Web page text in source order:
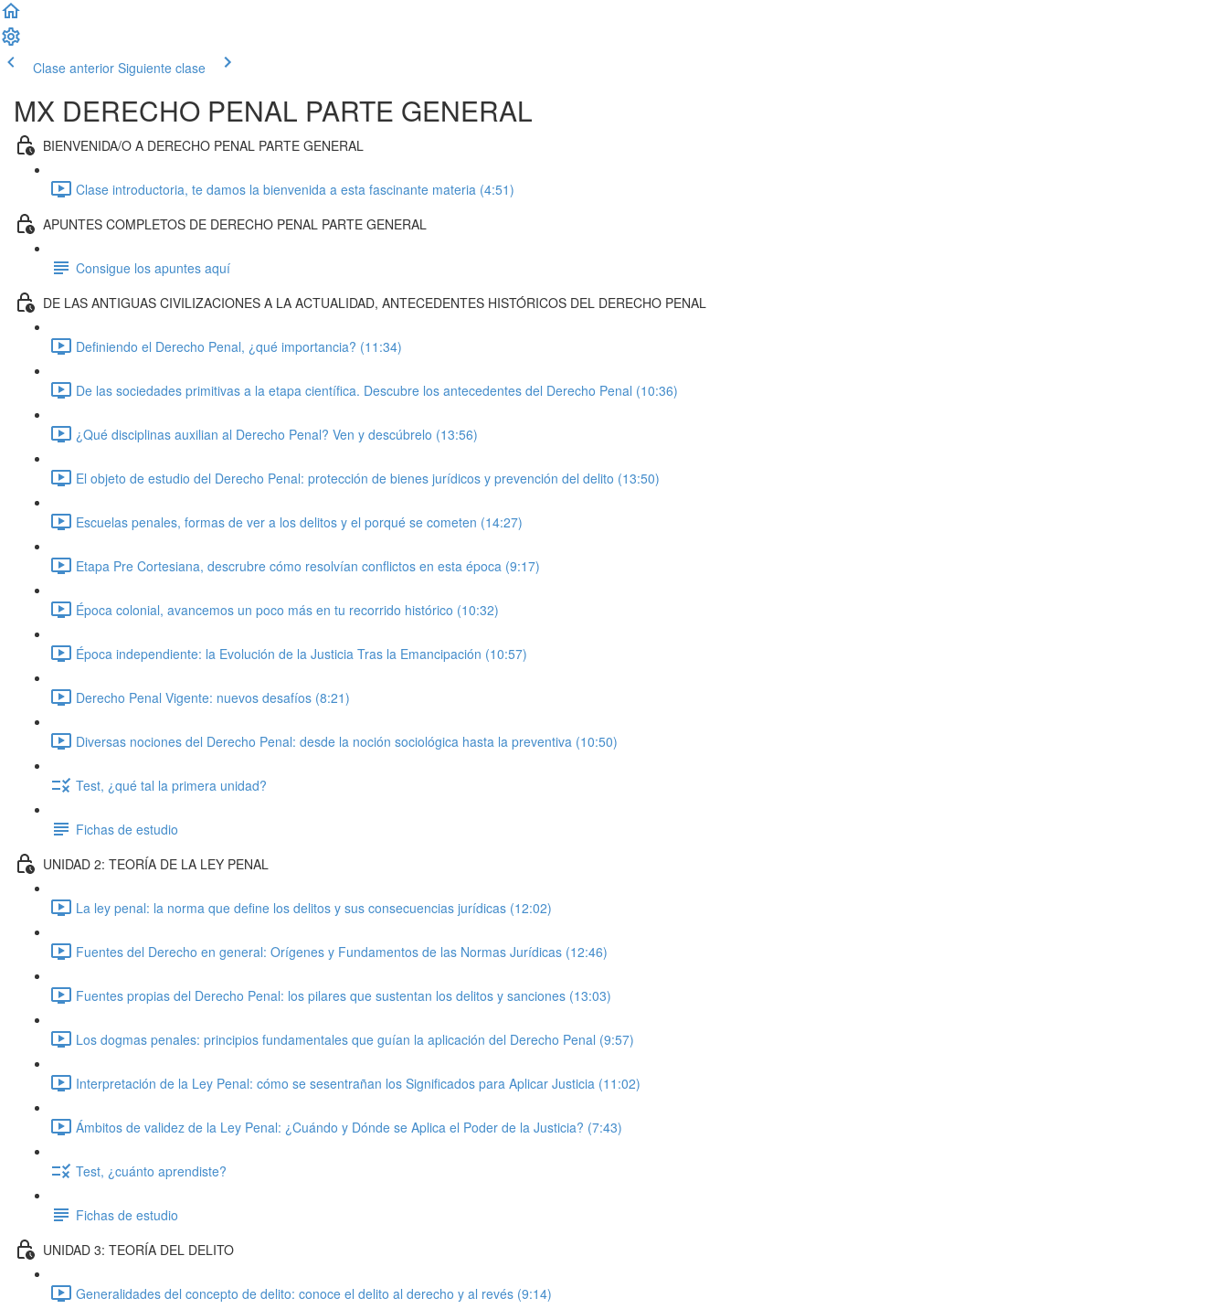
Clase anterior Siguiente clase
MX DERECHO PENAL PARTE GENERAL
BIENVENIDA/O A DERECHO PENAL PARTE GENERAL
Clase introductoria, te damos la bienvenida a esta fascinante materia (4:51)
APUNTES COMPLETOS DE DERECHO PENAL PARTE GENERAL
Consigue los apuntes aquí
DE LAS ANTIGUAS CIVILIZACIONES A LA ACTUALIDAD, ANTECEDENTES HISTÓRICOS DEL DERECHO PENAL
Definiendo el Derecho Penal, ¿qué importancia? (11:34)
De las sociedades primitivas a la etapa científica. Descubre los antecedentes del Derecho Penal (10:36)
¿Qué disciplinas auxilian al Derecho Penal? Ven y descúbrelo (13:56)
El objeto de estudio del Derecho Penal: protección de bienes jurídicos y prevención del delito (13:50)
Escuelas penales, formas de ver a los delitos y el porqué se cometen (14:27)
Etapa Pre Cortesiana, descrubre cómo resolvían conflictos en esta época (9:17)
Época colonial, avancemos un poco más en tu recorrido histórico (10:32)
Época independiente: la Evolución de la Justicia Tras la Emancipación (10:57)
Derecho Penal Vigente: nuevos desafíos (8:21)
Diversas nociones del Derecho Penal: desde la noción sociológica hasta la preventiva (10:50)
Test, ¿qué tal la primera unidad?
Fichas de estudio
UNIDAD 2: TEORÍA DE LA LEY PENAL
La ley penal: la norma que define los delitos y sus consecuencias jurídicas (12:02)
Fuentes del Derecho en general: Orígenes y Fundamentos de las Normas Jurídicas (12:46)
Fuentes propias del Derecho Penal: los pilares que sustentan los delitos y sanciones (13:03)
Los dogmas penales: principios fundamentales que guían la aplicación del Derecho Penal (9:57)
Interpretación de la Ley Penal: cómo se sesentrañan los Significados para Aplicar Justicia (11:02)
Ámbitos de validez de la Ley Penal: ¿Cuándo y Dónde se Aplica el Poder de la Justicia? (7:43)
Test, ¿cuánto aprendiste?
Fichas de estudio
UNIDAD 3: TEORÍA DEL DELITO
Generalidades del concepto de delito: conoce el delito al derecho y al revés (9:14)